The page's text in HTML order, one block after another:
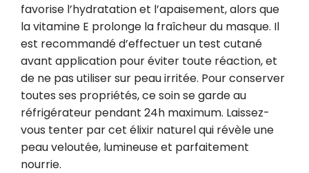
favorise l’hydratation et l’apaisement, alors que
la vitamine E prolonge la fraîcheur du masque. Il
est recommandé d’effectuer un test cutané
avant application pour éviter toute réaction, et
de ne pas utiliser sur peau irritée. Pour conserver
toutes ses propriétés, ce soin se garde au
réfrigérateur pendant 24h maximum. Laissez-
vous tenter par cet élixir naturel qui révèle une
peau veloutée, lumineuse et parfaitement
nourrie.